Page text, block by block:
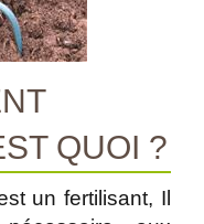
QUOI ?
un fertilisant, Il